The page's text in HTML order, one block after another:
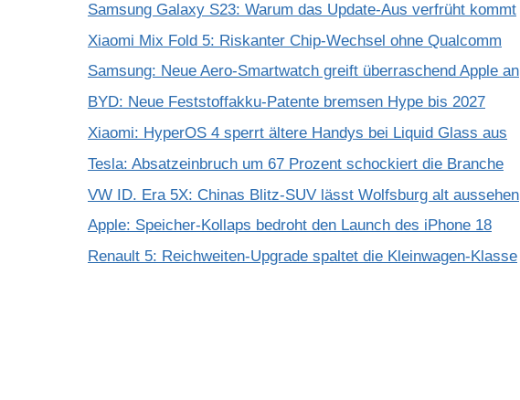
Samsung Galaxy S23: Warum das Update-Aus verfrüht kommt
Xiaomi Mix Fold 5: Riskanter Chip-Wechsel ohne Qualcomm
Samsung: Neue Aero-Smartwatch greift überraschend Apple an
BYD: Neue Feststoffakku-Patente bremsen Hype bis 2027
Xiaomi: HyperOS 4 sperrt ältere Handys bei Liquid Glass aus
Tesla: Absatzeinbruch um 67 Prozent schockiert die Branche
VW ID. Era 5X: Chinas Blitz-SUV lässt Wolfsburg alt aussehen
Apple: Speicher-Kollaps bedroht den Launch des iPhone 18
Renault 5: Reichweiten-Upgrade spaltet die Kleinwagen-Klasse